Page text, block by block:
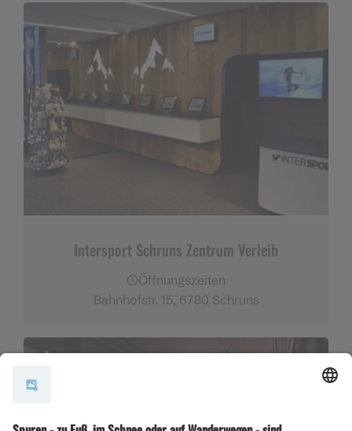
Intersport Schruns Zentrum Verleih
Öffnungszeiten
Bahnhofstr. 15, 6780 Schruns